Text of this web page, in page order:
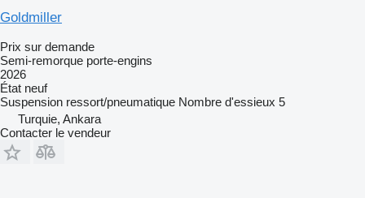
Goldmiller
Prix sur demande
Semi-remorque porte-engins
2026
État neuf
Suspension ressort/pneumatique Nombre d'essieux 5
Turquie, Ankara
Contacter le vendeur